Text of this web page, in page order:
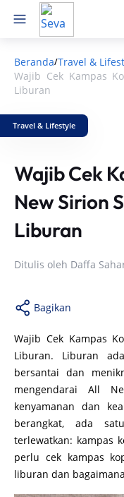
Beranda/Travel &
Wajib Cek Kampas
Liburan
Travel & Lifestyle
Wajib Cek
New Sirion
Liburan
Ditulis oleh Daffa
Bagikan
Wajib Cek Kampas
Liburan. Liburan
bersantai dan
mengendarai All
kenyamanan dan
berangkat, ada
terlewatkan: kampas
perlu cek kampas
liburan dan